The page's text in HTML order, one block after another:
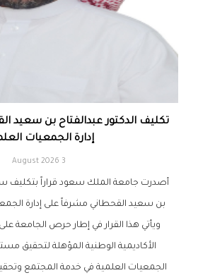
تكليف الدكتور عبدالفتاح بن سعيد
إدارة الجمعيات
3 August 2026
أصدرت جامعة الملك سعود قراراً بتكليف
بن سعيد القحطاني مشرفاً على إدارة
ويأتي هذا القرار في إطار حرص الجامعة
الأكاديمية الوطنية المؤهلة لتحقيق
الجمعيات العلمية في خدمة المجتمع